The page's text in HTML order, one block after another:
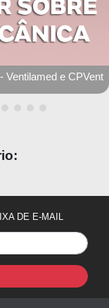
especialidade
DE E-MAIL